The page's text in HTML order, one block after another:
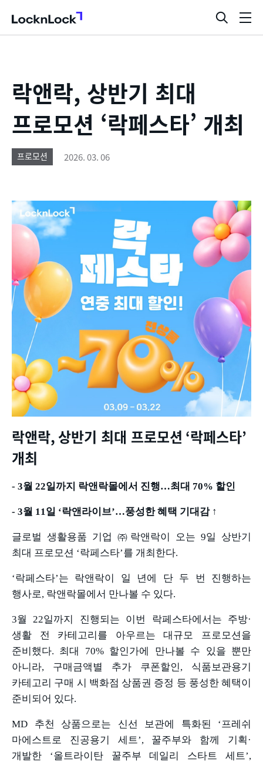
LocknLock
검
색
락앤락, 상반기 최대
프로모션 ‘락페스타’ 개최
프로모션 2026. 03. 06
락앤락,상반기 최대 프로모션 ‘락페스타’
개최
- 3월 22일까지 락앤락몰에서 진행…최대 70% 할인
- 3월 11 일 ‘락앤라이브’…풍성한 혜택 기대감↑
글로벌 생활용품 기업 ㈜락앤락이 오는 9일 상반기
최대 프로모션 ‘락페스타’를 개최한다.
‘락페스타’는 락앤락이 일 년에 단 두 번 진행하는
행사로, 락앤락몰에서 만나볼 수 있다.
3월 22일까지 진행되는 이번 락페스타에서는 주방·
생활 전 카테고리를 아우르는 대규모 프로모션을
준비했다. 최대 70% 할인가에 만나볼 수 있을 뿐만
아니라, 구매금액별 추가 쿠폰할인 , 식품보관용기
카테고리 구매 시 백화점 상품권 증정 등 풍성한 혜택이
준비되어 있다.
MD 추천 상품으로는 신선 보관에 특화된 ‘프레쉬
마에스트로 진공용기 세트 ’, 꿀주부와 함께 기획 ·
개발한 ‘올트라이탄 꿀주부 데일리 스타트 세트 ’,